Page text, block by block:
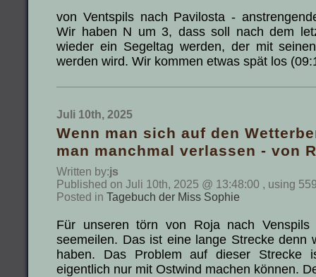
von Ventspils nach Pavilosta -
Wir haben N um 3, dass soll nach dem
wieder ein Segeltag werden, der mit
werden wird. Wir kommen etwas spät los
Juli 10th, 2025
Wenn man sich auf den
man manchmal verlassen - von
Written by:js
Published on Juli 10th, 2025 @ 13:48:00 , using
Posted in Tagebuch der Miss Sophie
Für unseren törn von Roja nach
seemeilen. Das ist eine lange Strecke denn
haben. Das Problem auf dieser Strecke
eigentlich nur mit Ostwind machen können.